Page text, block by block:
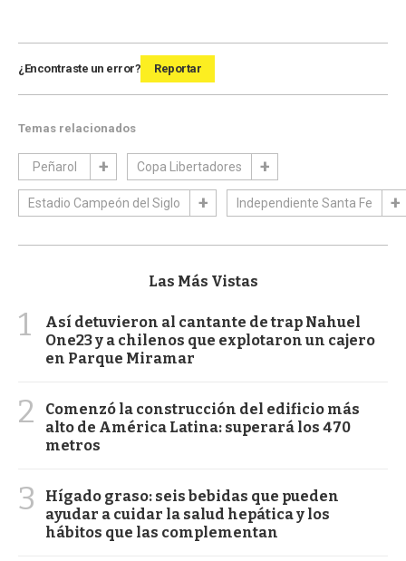
¿Encontraste un error? Reportar
Temas relacionados
Peñarol Copa Libertadores
Estadio Campeón del Siglo Independiente Santa Fe
Las Más Vistas
1
Así detuvieron al cantante de trap Nahuel
One23 y a chilenos que explotaron un cajero
en Parque Miramar
2
Comenzó la construcción del edificio más
alto de América Latina: superará los 470
metros
3
Hígado graso: seis bebidas que pueden
ayudar a cuidar la salud hepática y los
hábitos que las complementan